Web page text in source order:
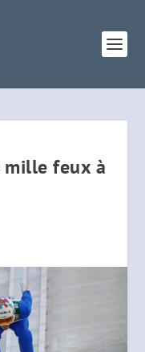
feux à